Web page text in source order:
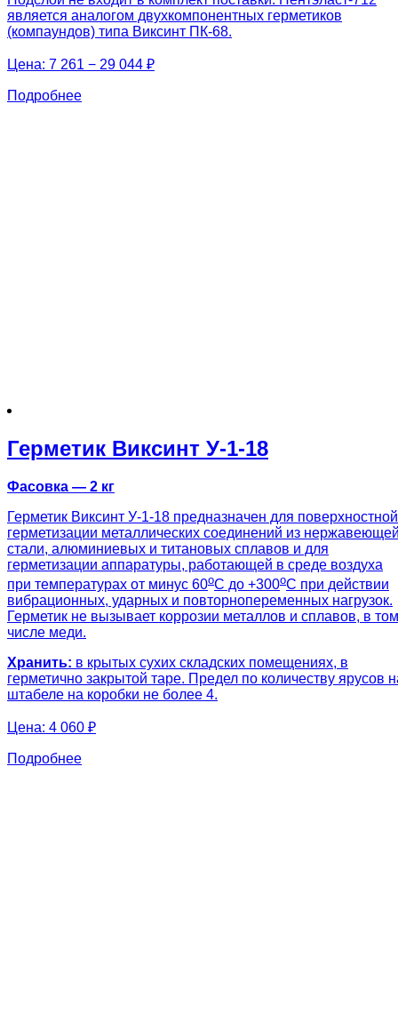
является аналогом двухкомпонентных герметиков
(компаундов) типа Виксинт ПК-68.
Цена: 7 261 − 29 044 ₽
Подробнее
Герметик Виксинт У-1-18
Фасовка — 2 кг
Герметик Виксинт У-1-18 предназначен для поверхностной
герметизации металлических соединений из
стали, алюминиевых и титановых сплавов и для
герметизации аппаратуры, работающей в среде воздуха
при температурах от минус 60оС до +300оС при действии
вибрационных, ударных и повторнопеременных нагрузок.
Герметик не вызывает коррозии металлов и сплавов, в том
числе меди.
Хранить: в крытых сухих складских помещениях, в
герметично закрытой таре. Предел по количеству ярусов
штабеле на коробки не более 4.
Цена: 4 060 ₽
Подробнее